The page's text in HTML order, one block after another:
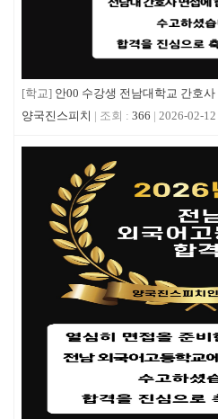
[학교] 안00 수강생 전남대학교 간호
양국진스피치
366 2026-02-12